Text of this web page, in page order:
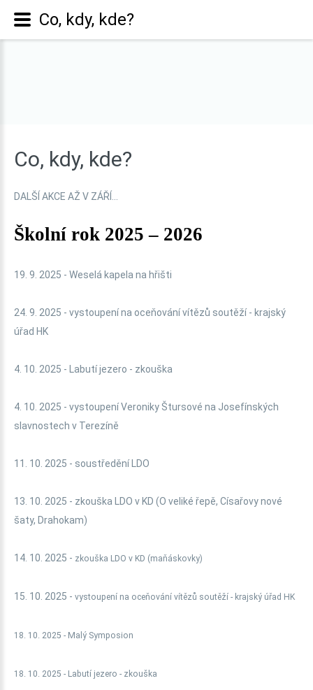
Co, kdy, kde?
DALŠÍ AKCE AŽ V ZÁŘÍ...
Školní rok 2025 – 2026
19. 9. 2025 - Weselá kapela na hřišti
24. 9. 2025 - vystoupení na oceňování vítězů soutěží - krajský
úřad HK
4. 10. 2025 - Labutí jezero - zkouška
4. 10. 2025 - vystoupení Veroniky Štursové na Josefínských
slavnostech v Terezíně
11. 10. 2025 - soustředění LDO
13. 10. 2025 - zkouška LDO v KD (O veliké řepě, Císařovy nové
šaty, Drahokam)
14. 10. 2025 - zkouška LDO v KD (maňáskovky)
15. 10. 2025 - vystoupení na oceňování vítězů soutěží - krajský úřad HK
18. 10. 2025 - Malý Symposion
18. 10. 2025 - Labutí jezero - zkouška
Co, kdy, kde?